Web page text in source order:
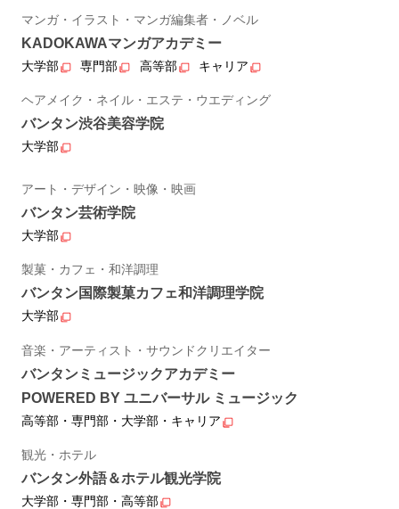
マンガ・イラスト・マンガ編集者・ノベル
KADOKAWAマンガアカデミー
大学部 専門部 高等部 キャリア
ヘアメイク・ネイル・エステ・ウエディング
バンタン渋谷美容学院
大学部
アート・デザイン・映像・映画
バンタン芸術学院
大学部
製菓・カフェ・和洋調理
バンタン国際製菓カフェ和洋調理学院
大学部
音楽・アーティスト・サウンドクリエイター
バンタンミュージックアカデミー
POWERED BY ユニバーサル ミュージック
高等部・専門部・大学部・キャリア
観光・ホテル
バンタン外語＆ホテル観光学院
大学部・専門部・高等部